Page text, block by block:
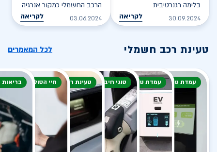
בלימה רגנרטיבית
30.09.2024 לקריאה
הרכב החשמלי כמקור אנרגיה
03.06.2024 לקריאה
טעינת רכב חשמלי לכל המאמרים
עמדת טעינה עמדת טעינה סוגי חיבור טעינת רכב חשמליחיי הסוללה